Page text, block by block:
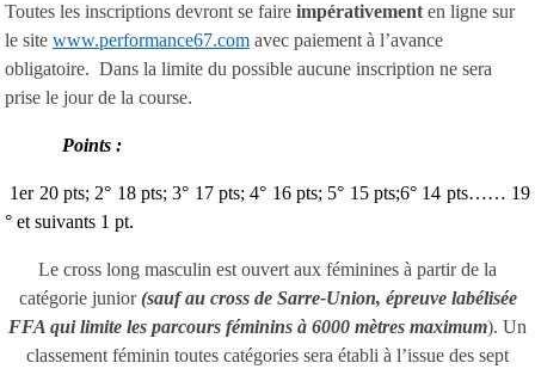
Toutes les inscriptions devront se faire impérativement en ligne sur
le site www.performance67.com avec paiement à l’avance
obligatoire. Dans la limite du possible aucune inscription ne sera
prise le jour de la course.
Points :
1er 20 pts; 2° 18 pts; 3° 17 pts; 4° 16 pts; 5° 15 pts;6° 14 pts…… 19
° et suivants 1 pt.
Le cross long masculin est ouvert aux féminines à partir de la
catégorie junior(sauf au cross de Sarre-Union, épreuve labélisée
FFA qui limite les parcours féminins à 6000 mètres maximum). Un
classement féminin toutes catégories sera établi à l’issue des sept